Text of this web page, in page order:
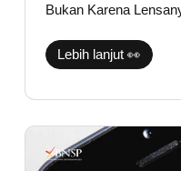
Bukan Karena
Lebih lanjut 👀
Semua
Baterai